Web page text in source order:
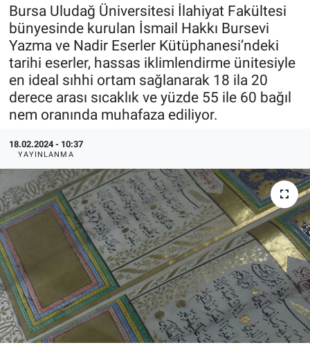
Bursa Uludağ Üniversitesi İlahiyat Fakültesi
bünyesinde kurulan İsmail Hakkı Bursevi
Yazma ve Nadir Eserler Kütüphanesi’ndeki
tarihi eserler, hassas iklimlendirme ünitesiyle
en ideal sıhhi ortam sağlanarak 18 ila 20
derece arası sıcaklık ve yüzde 55 ile 60 bağıl
nem oranında muhafaza ediliyor.
18.02.2024 - 10:37
YAYINLANMA
SAĞLIK
ASTROLOJİ
BLOG
Son Dakika Haberleri
Haber Arşivi